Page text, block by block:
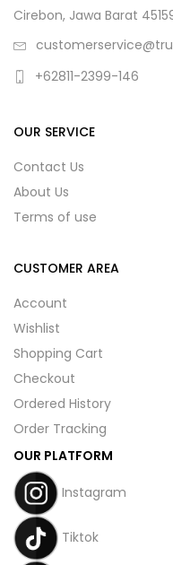
Cirebon, Jawa Barat
+62811-2399-146
OUR SERVICE
Contact Us
About Us
Terms of use
CUSTOMER AREA
Account
Wishlist
Shopping Cart
Checkout
Ordered History
Order Tracking
OUR PLATFORM
Instagram
Tiktok